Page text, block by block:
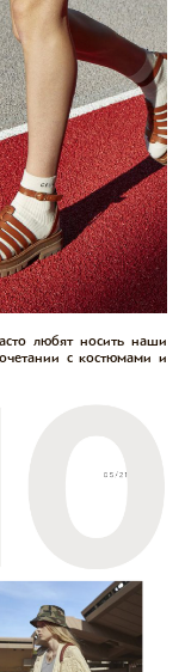
любят носить наши
с костюмами и